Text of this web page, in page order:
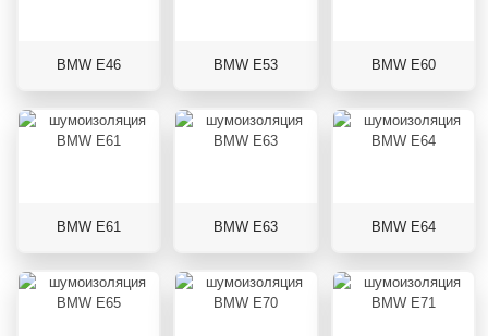
BMW E46 BMW E53 BMW E60
BMW E61 BMW E63 BMW E64